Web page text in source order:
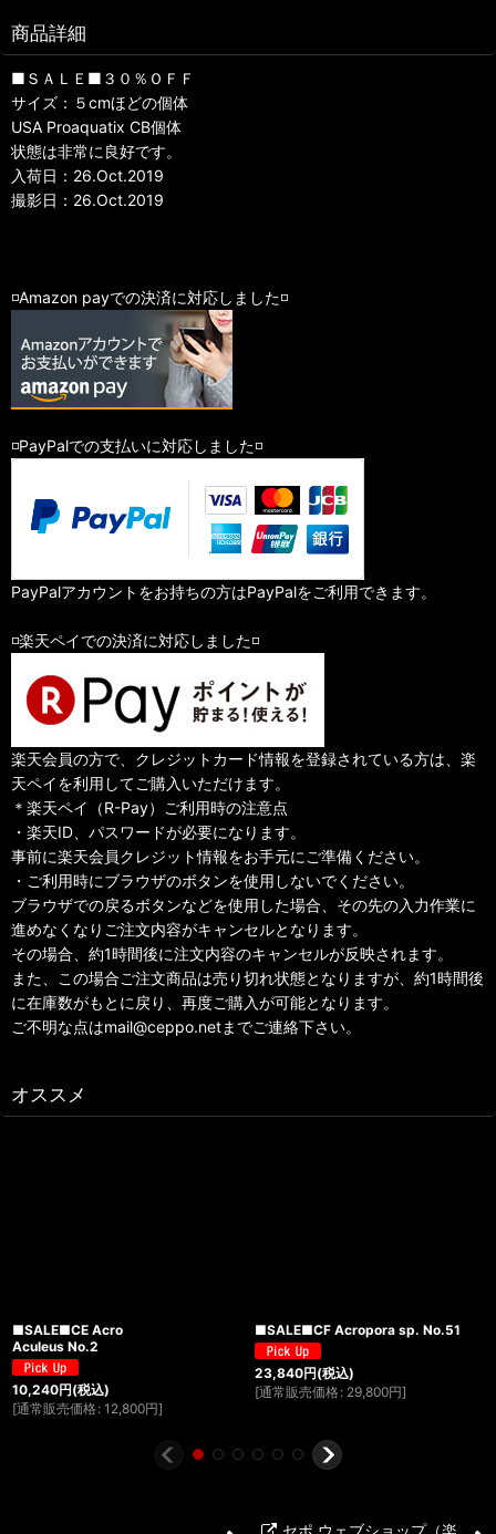
商品詳細
■ＳＡＬＥ■３０％ＯＦＦ
サイズ：５cmほどの個体
USA Proaquatix CB個体
状態は非常に良好です。
入荷日：26.Oct.2019
撮影日：26.Oct.2019
◽️Amazon payでの決済に対応しました◽️
◽️PayPalでの支払いに対応しました◽️
PayPalアカウントをお持ちの方はPayPalをご利用できます。
◽️楽天ペイでの決済に対応しました◽️
楽天会員の方で、クレジットカード情報を登録されている方は、楽
天ペイを利用してご購入いただけます。
＊楽天ペイ（R-Pay）ご利用時の注意点
・楽天ID、パスワードが必要になります。
事前に楽天会員クレジット情報をお手元にご準備ください。
・ご利用時にブラウザのボタンを使用しないでください。
ブラウザでの戻るボタンなどを使用した場合、その先の入力作業に
進めなくなりご注文内容がキャンセルとなります。
その場合、約1時間後に注文内容のキャンセルが反映されます。
また、この場合ご注文商品は売り切れ状態となりますが、約1時間後
に在庫数がもとに戻り、再度ご購入が可能となります。
ご不明な点はmail@ceppo.netまでご連絡下さい。
オススメ
■SALE■CE Acro
Aculeus No.2
10,240円(税込)
[通常販売価格 : 12,800円]
■SALE■CF Acropora sp. No.51
23,840円(税込)
[通常販売価格 : 29,800円]